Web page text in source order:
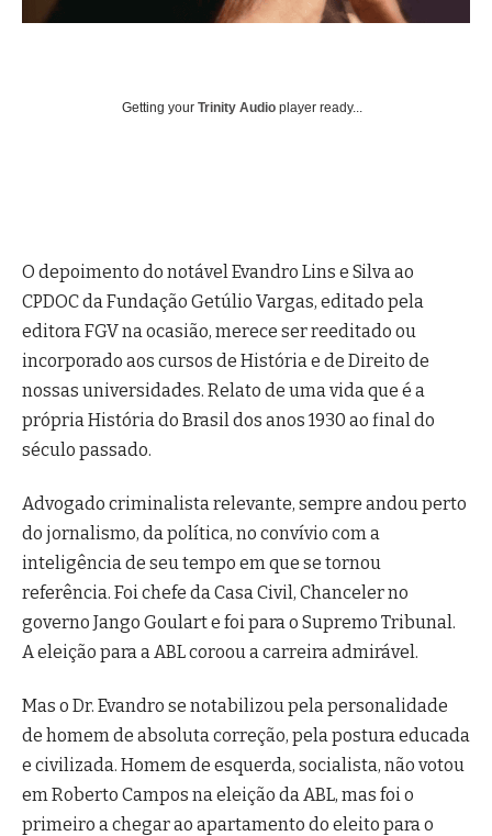
Getting your Trinity Audio player ready...
O depoimento do notável Evandro Lins e Silva ao
CPDOC da Fundação Getúlio Vargas, editado pela
editora FGV na ocasião, merece ser reeditado ou
incorporado aos cursos de História e de Direito de
nossas universidades. Relato de uma vida que é a
própria História do Brasil dos anos 1930 ao final do
século passado.
Advogado criminalista relevante, sempre andou perto
do jornalismo, da política, no convívio com a
inteligência de seu tempo em que se tornou
referência. Foi chefe da Casa Civil, Chanceler no
governo Jango Goulart e foi para o Supremo Tribunal.
A eleição para a ABL coroou a carreira admirável.
Mas o Dr. Evandro se notabilizou pela personalidade
de homem de absoluta correção, pela postura educada
e civilizada. Homem de esquerda, socialista, não votou
em Roberto Campos na eleição da ABL, mas foi o
primeiro a chegar ao apartamento do eleito para o